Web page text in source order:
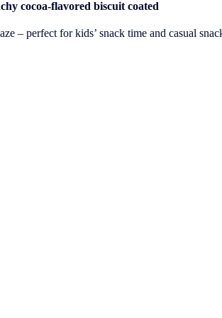
cocoa-flavored biscuit coated
– perfect for kids’ snack time and casual